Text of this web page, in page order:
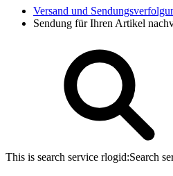
Versand und
Sendung für Ihren Artikel
This is search service rlogid:Search